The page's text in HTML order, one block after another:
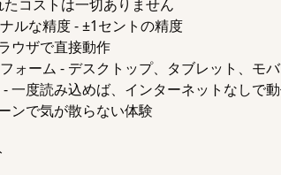
たコストは一切ありません
ルな精度 - ±1セントの精度
ウザで直接動作
ォーム - デスクトップ、タブレット、モ
一度読み込めば、インターネットなしで
ンで気が散らない体験